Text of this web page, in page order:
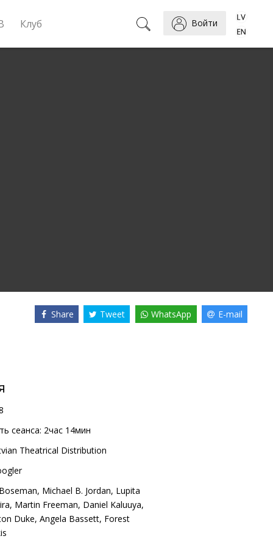
Клуб Войти
Share Tweet WhatsApp E-mail
сеанса: 2час 14мин
Theatrical Distribution
, Michael B. Jordan, Lupita
, Martin Freeman, Daniel Kaluuya,
Duke, Angela Bassett, Forest